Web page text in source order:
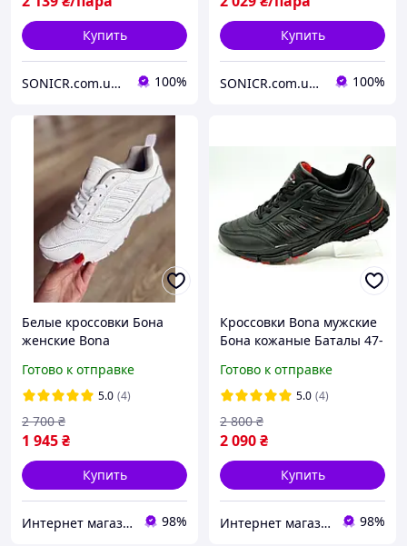
Купить
SONICR.com.ua discounter "ТВОЙ ДЕНЬ" 100%
Купить
SONICR.com.ua discounter "ТВОЙ ДЕНЬ" 100%
Белые кроссовки Бона
женские Bona
Готово к отправке
5.0 (4)
1 945₴
2 700 ₴
Купить
Интернет магазин спортивной обуви Shoes-Factory 98%
Кроссовки Bona мужские
Бона кожаные Баталы 47-
Готово к отправке
5.0 (4)
2 090₴
2 800 ₴
Купить
Интернет магазин спортивной обуви Shoes-Factory 98%